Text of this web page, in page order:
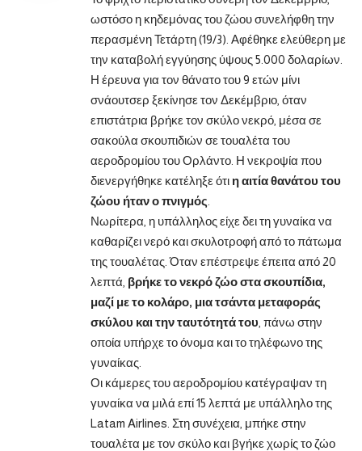
ωστόσο η κηδεμόνας του ζώου συνελήφθη την
περασμένη Τετάρτη (19/3). Αφέθηκε ελεύθερη με
την καταβολή εγγύησης ύψους 5.000 δολαρίων.
Η έρευνα για τον θάνατο του 9 ετών μίνι
σνάουτσερ ξεκίνησε τον Δεκέμβριο, όταν
επιστάτρια βρήκε τον σκύλο νεκρό, μέσα σε
σακούλα σκουπιδιών σε τουαλέτα του
αεροδρομίου του Ορλάντο. Η νεκροψία που
διενεργήθηκε κατέληξε ότι η αιτία θανάτου του
ζώου ήταν ο πνιγμός
Νωρίτερα, η υπάλληλος είχε δει τη γυναίκα να
καθαρίζει νερό και σκυλοτροφή από το πάτωμα
της τουαλέτας. Όταν επέστρεψε έπειτα από 20
λεπτά, βρήκε το νεκρό ζώο στα σκουπίδια,
μαζί με το κολάρο, μια τσάντα μεταφοράς
σκύλου και την ταυτότητά του , πάνω στην
οποία υπήρχε το όνομα και το τηλέφωνο της
γυναίκας.
Οι κάμερες του αεροδρομίου κατέγραψαν τη
γυναίκα να μιλά επί 15 λεπτά με υπάλληλο της
Latam Airlines. Στη συνέχεια, μπήκε στην
τουαλέτα με τον σκύλο και βγήκε χωρίς το ζώο